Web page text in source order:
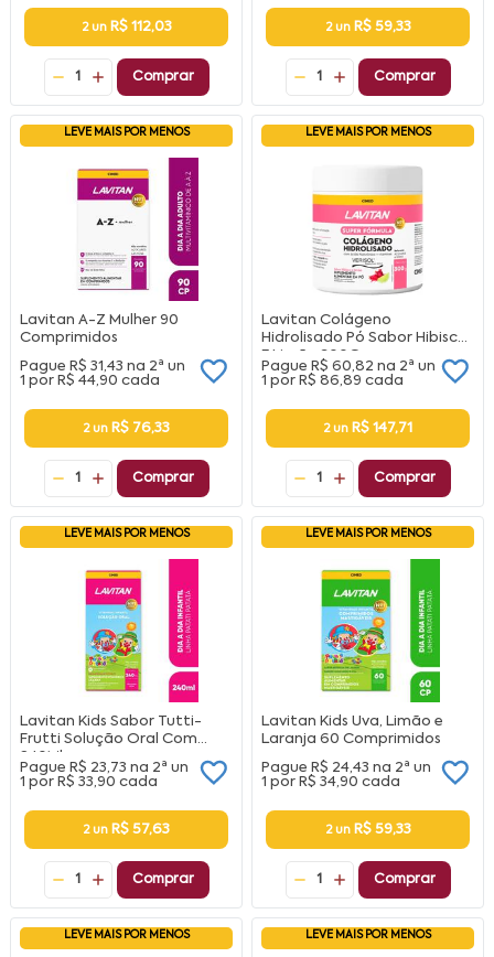
2 un R$ 112,03
1 Comprar
2 un R$ 59,33
1 Comprar
LEVE MAIS POR MENOS
Lavitan A-Z Mulher 90
Comprimidos
Pague R$ 31,43 na 2ª un
1 por R$ 44,90 cada
2 un R$ 76,33
1 Comprar
LEVE MAIS POR MENOS
Lavitan Colágeno
Hidrolisado Pó Sabor Hibisco
E Limão 300G
Pague R$ 60,82 na 2ª un
1 por R$ 86,89 cada
2 un R$ 147,71
1 Comprar
LEVE MAIS POR MENOS
Lavitan Kids Sabor Tutti-
Frutti Solução Oral Com
240Ml
Pague R$ 23,73 na 2ª un
1 por R$ 33,90 cada
2 un R$ 57,63
1 Comprar
LEVE MAIS POR MENOS
Lavitan Kids Uva, Limão e
Laranja 60 Comprimidos
Pague R$ 24,43 na 2ª un
1 por R$ 34,90 cada
2 un R$ 59,33
1 Comprar
LEVE MAIS POR MENOS LEVE MAIS POR MENOS